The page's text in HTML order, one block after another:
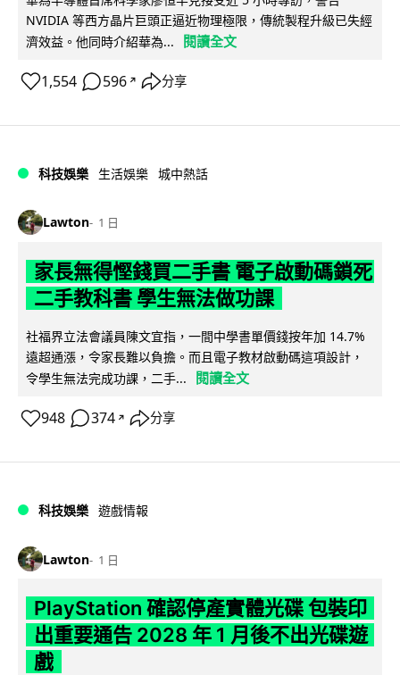
NVIDIA 等西方晶片巨頭正逼近物理極限，傳統製程升級已失經
濟效益。他同時介紹華為...
閱讀全文
1,554 596 ↗ 分享
科技娛樂 生活娛樂 城中熱話
Lawton 1 日
家長無得慳錢買二手書 電子啟動碼鎖死
二手教科書 學生無法做功課
社福界立法會議員陳文宜指，一間中學書單價錢按年加 14.7%
遠超通漲，令家長難以負擔。而且電子教材啟動碼這項設計，
令學生無法完成功課，二手...
閱讀全文
948 374 ↗ 分享
科技娛樂 遊戲情報
Lawton 1 日
PlayStation 確認停產實體光碟 包裝印
出重要通告 2028 年 1 月後不出光碟遊
戲